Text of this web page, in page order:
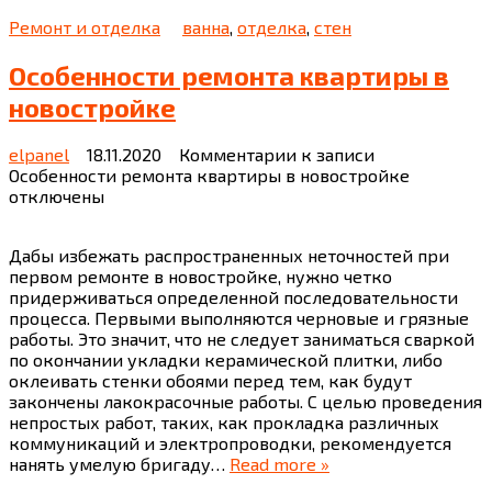
Ремонт и отделка
ванна отделка стен
Особенности ремонта квартиры в
новостройке
elpanel 18.11.2020 Комментарии к записи
Особенности ремонта квартиры в новостройке
отключены
Дабы избежать распространенных неточностей при
первом ремонте в новостройке, нужно четко
придерживаться определенной последовательности
процесса. Первыми выполняются черновые и грязные
работы. Это значит, что не следует заниматься сваркой
по окончании укладки керамической плитки, либо
оклеивать стенки обоями перед тем, как будут
закончены лакокрасочные работы. С целью проведения
непростых работ, таких, как прокладка различных
коммуникаций и электропроводки, рекомендуется
нанять умелую бригаду… Read more »